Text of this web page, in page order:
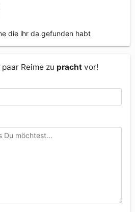
die ihr da gefunden habt
Reime zu pracht vor!